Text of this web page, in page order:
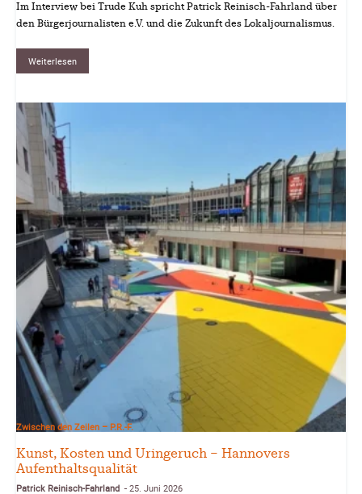
Im Interview bei Trude Kuh spricht Patrick Reinisch-Fahrland über
den Bürgerjournalisten e.V. und die Zukunft des Lokaljournalismus.
Weiterlesen
Zwischen den Zeilen – P.R.-F.
Kunst, Kosten und Uringeruch – Hannovers
Aufenthaltsqualität
Patrick Reinisch-Fahrland - 25. Juni 2026